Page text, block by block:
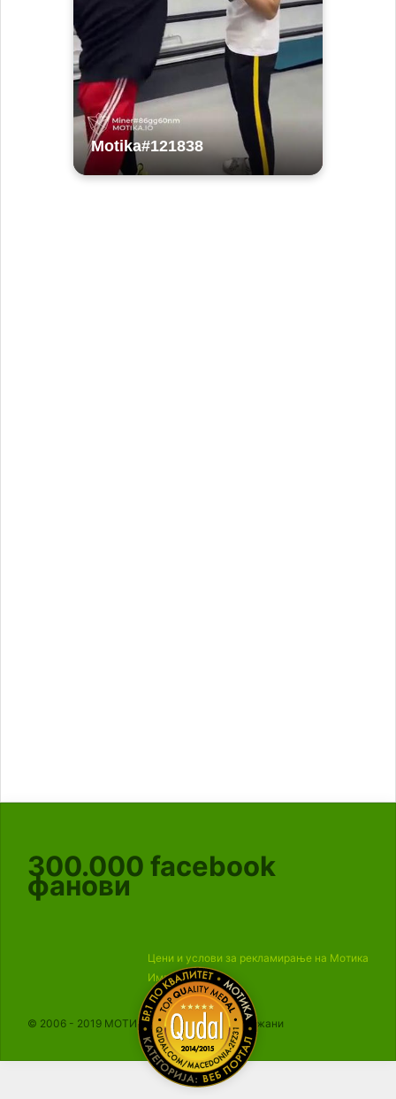
300.000 facebook
фанови
Цени и услови за рекламирање на Мотика
Импресум
© 2006 - 2019 МОТИКА, Сите права се задржани